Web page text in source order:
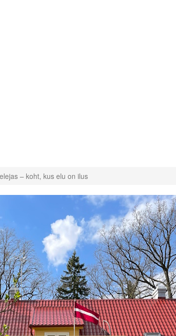
– koht, kus elu on ilus